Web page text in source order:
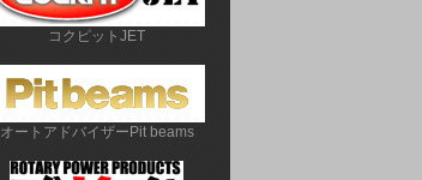
コクピットJET
オートアドバイザーPit beams